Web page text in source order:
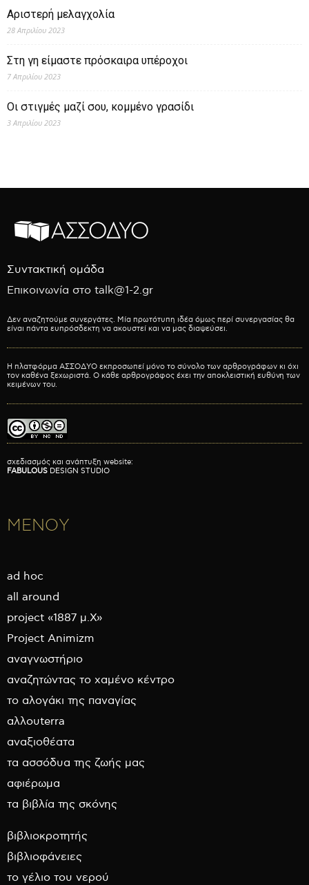
Αριστερή μελαγχολία
28 Απριλίου 2023
Στη γη είμαστε πρόσκαιρα υπέροχοι
7 Απριλίου 2023
Οι στιγμές μαζί σου, κομμένο γρασίδι
3 Απριλίου 2023
Συντακτική ομάδα
Επικοινωνία στο talk@1-2.gr
Δεν αναζητούμε συνεργάτες. Μία πρωτότυπη ιδέα όμως περί συνεργασίας θα
είναι πάντα ευπρόσδεκτη να ακουστεί και να μας διαψεύσει.
Η πλατφόρμα ΑΣΣΟΔΥΟ εκπροσωπεί μόνο το σύνολο των αρθρογράφων κι όχι
τον καθένα ξεχωριστά. Ο κάθε αρθρογράφος έχει την αποκλειστική ευθύνη των
κειμένων του.
σχεδιασμός και ανάπτυξη website:
FABULOUS DESIGN STUDIO
ΜΕΝΟΥ
ad hoc
all around
project «1887 μ.Χ»
Project Animizm
αναγνωστήριο
αναζητώντας το χαμένο κέντρο
το αλογάκι της παναγίας
αλλουterra
αναξιοθέατα
τα ασσόδυα της ζωής μας
αφιέρωμα
τα βιβλία της σκόνης
βιβλιοκροτητής
βιβλιοφάνειες
το γέλιο του νερού